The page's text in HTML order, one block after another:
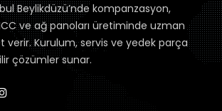
Beylikdüzü’nde kompanzasyon,
ve ağ panoları üretiminde uzman
verir. Kurulum, servis ve yedek parça
çözümler sunar.